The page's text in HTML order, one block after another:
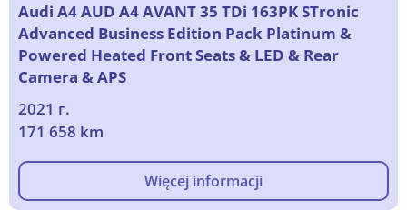
Audi A4 AUD A4 AVANT 35 TDi 163PK STronic
Advanced Business Edition Pack Platinum &
Powered Heated Front Seats & LED & Rear
Camera & APS
2021 г.
171 658 km
Więcej informacji